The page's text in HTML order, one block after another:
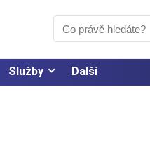
Služby Další